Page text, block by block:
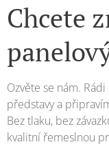
Chcete
Ozvěte se nám.
představy a
Bez tlaku, bez
kvalitní řemeslnou